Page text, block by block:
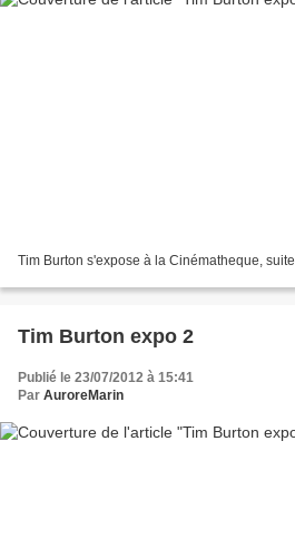
Tim Burton s'expose à la Cinématheque, suite.
Tim Burton expo 2
Publié le 23/07/2012 à 15:41
Par AuroreMarin